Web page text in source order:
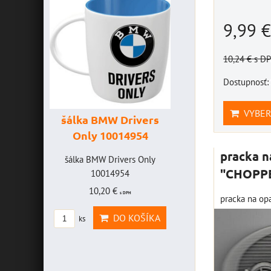
9,99 €
10,24 €s
Dostupnosť:
pracka
pracka na
šálka BMW Drivers
Only 10014954
šálka BMW Drivers Only
10014954
10,20 €s DPH
ks DO KOŠÍKA
šálka "Yamaha
VR46" 10014772
šálka "Yamaha VR46"
10014772